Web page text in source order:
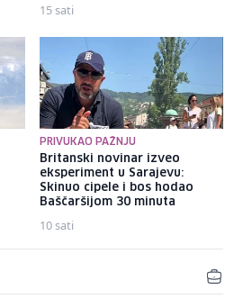
15 sati
PRIVUKAO PAŽNJU
Britanski novinar izveo
eksperiment u Sarajevu:
Skinuo cipele i bos hodao
Baščaršijom 30 minuta
10 sati